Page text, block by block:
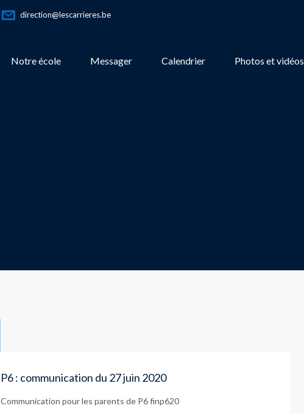
direction@lescarrieres.be
Notre école Messager Calendrier Photos et vidéos
P6 : communication du 27 juin 2020
Communication pour les parents de P6 finp620